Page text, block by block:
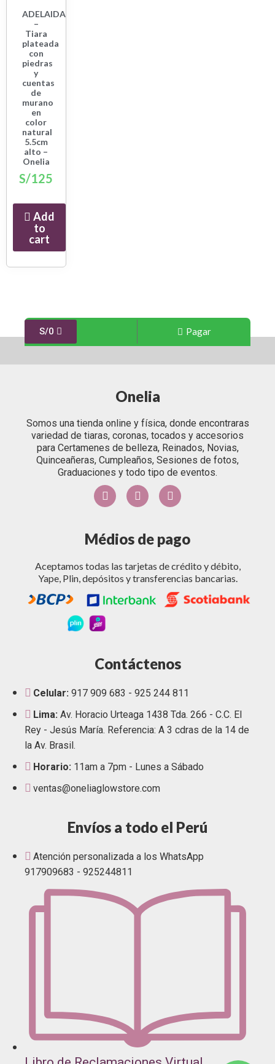
ADELAIDA
–
Tiara
plateada
con
piedras
y
cuentas
de
murano
en
color
natural
5.5cm
alto –
Onelia
S/125
Add
to
cart
S/0 Pagar
Onelia
Somos una tienda online y física, donde encontraras
variedad de tiaras, coronas, tocados y accesorios
para Certamenes de belleza, Reinados, Novias,
Quinceañeras, Cumpleaños, Sesiones de fotos,
Graduaciones y todo tipo de eventos.
Médios de pago
Aceptamos todas las tarjetas de crédito y débito,
Yape, Plin, depósitos y transferencias bancarias.
Contáctenos
Celular: 917 909 683 - 925 244 811
Lima: Av. Horacio Urteaga 1438 Tda. 266 - C.C. El
Rey - Jesús María. Referencia: A 3 cdras de la 14 de
la Av. Brasil.
Horario: 11am a 7pm - Lunes a Sábado
ventas@oneliaglowstore.com
Envíos a todo el Perú
Atención personalizada a los WhatsApp
917909683 - 925244811